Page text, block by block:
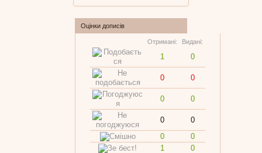
Оцінки дописів
Отримані: Видані:
1 0
0 0
0 0
0
0
0
0
1
0